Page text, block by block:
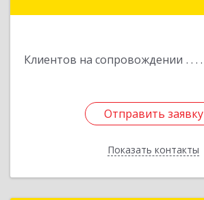
Клиентов на сопровождении
Отправить заявку
Показать контакты
Отправить заявку
Назад